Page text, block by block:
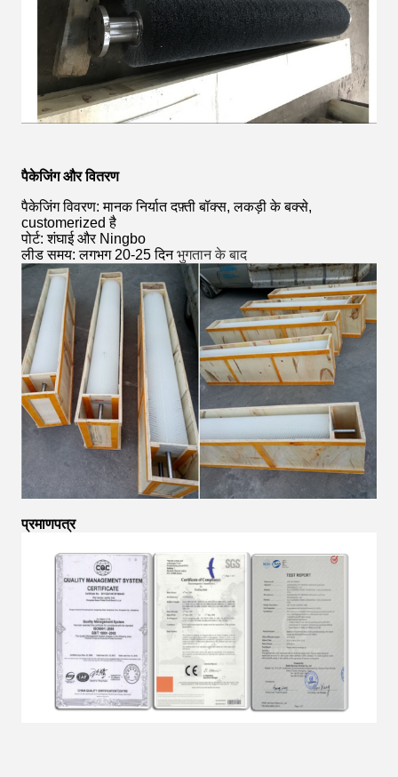
पैकेजिंग और वितरण
पैकेजिंग विवरण: मानक निर्यात दफ़्ती बॉक्स, लकड़ी के बक्से,
customerized है
पोर्ट: शंघाई और Ningbo
लीड समय: लगभग 20-25 दिनभुगतान के बाद
प्रमाणपत्र